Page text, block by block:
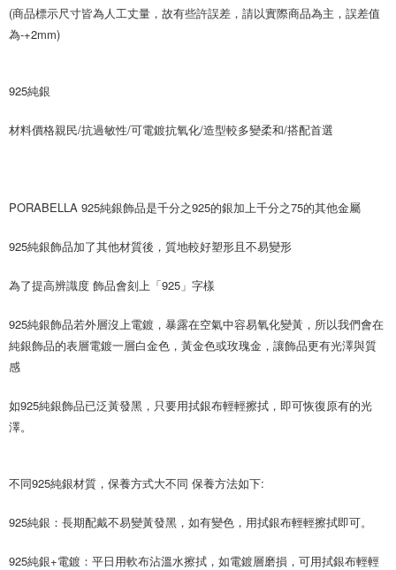
成交易。
3.實際核准額度、可分期數及費用金額請依後續交易確認頁面所載為準。
4.訂單成立30分鐘內，如未前往確認交易或遇審核未通過，訂單將自動取
【繳款方式說明】
2.透過簡訊連結打開帳單後，可選擇「超商條碼／台灣大直營門市／銀行轉
用戶於交易時，得透過本服務購買商品或服務，並由商店將買賣／分期付款
2.基於同意付款使用「大哥付你分期」之契約關係目的，商店將以您的個人
由本公司與您本人進行分期帳單所需資料之確認、核對及更正。
3.完整用戶服務條款，請詳閱以下連結：https://oppay.tw/userRule
AFTEE先享後付是「在收到商品之後才付款」的支付方式。 讓您購物簡單
便利好安心！
１．於結帳方式選擇「AFTEE先享後付」後，將跳轉至「AFTEE先享後付」
※ 請注意：結帳手續完成當下不需立刻繳費，但若您需要取消訂單，請聯絡
※ 交易是否成功請以「AFTEE先享後付 」之結帳頁面顯示為準，若有關於
客戶支援中心」https://netprotections.freshdesk.com/support/home
【注意事項】
１．透過由恩沛科技股份有限公司提供之「AFTEE先享後付」服務完成之交
易，需依本服務之必要範圍內提供個人資料，並將交易相關給付款項請求債
３．未成年的使用者請事先徵得法定代理人或監護人之同意方可使用
「AFTEE先享後付」，若未經同意申辦者引起之損失，本公司不負相關責
時審查核予不同之上限額度；若仍有額度不足之情形，本公司將視審查結果
請求用戶進行身份認證。
恩沛科技股份有限公司將有權停止該用戶之使用額度並採取法律行動。
ATM付款
付款後全家取貨
付款後7-11取貨
免運優惠
免運費
請自備購物袋，若需購買紙袋可現場詢問
免運費
(商品標示尺寸皆為人工丈量，故有些許誤差，請以實際商品為主，誤差值
為-+2mm)
925純銀
材料價格親民/抗過敏性/可電鍍抗氧化/造型較多變柔和/搭配首選
PORABELLA 925純銀飾品是千分之925的銀加上千分之75的其他金屬
925純銀飾品加了其他材質後，質地較好塑形且不易變形
為了提高辨識度 飾品會刻上「925」字樣
925純銀飾品若外層沒上電鍍，暴露在空氣中容易氧化變黃，所以我們會在
純銀飾品的表層電鍍一層白金色，黃金色或玫瑰金，讓飾品更有光澤與質
感
如925純銀飾品已泛黃發黑，只要用拭銀布輕輕擦拭，即可恢復原有的光
澤。
不同925純銀材質，保養方式大不同 保養方法如下:
925純銀：長期配戴不易變黃發黑，如有變色，用拭銀布輕輕擦拭即可。
925純銀+電鍍：平日用軟布沾溫水擦拭，如電鍍層磨損，可用拭銀布輕輕